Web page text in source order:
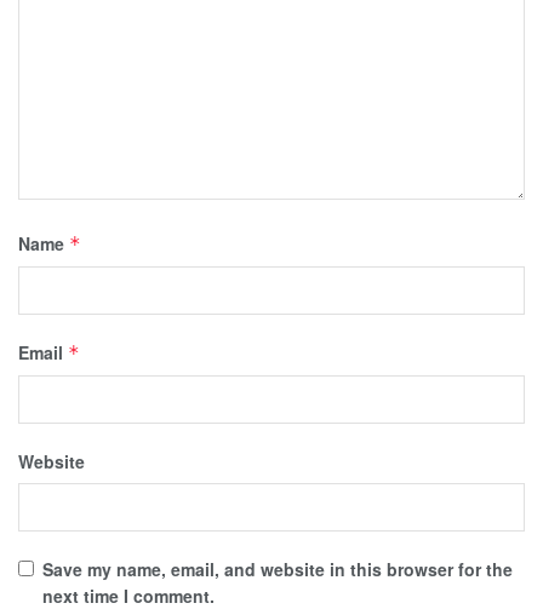
Name *
Email *
Website
Save my name, email, and website in this browser for the
next time I comment.